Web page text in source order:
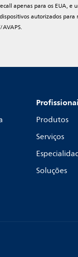
apenas para os EUA,
autorizados
Produtos
Serviços
Soluções